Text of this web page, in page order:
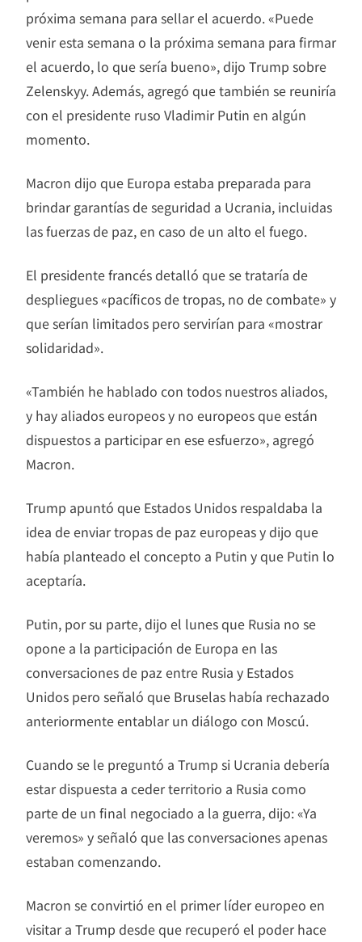
próxima semana para sellar el acuerdo. «Puede
venir esta semana o la próxima semana para firmar
el acuerdo, lo que sería bueno», dijo Trump sobre
Zelenskyy. Además, agregó que también se reuniría
con el presidente ruso Vladimir Putin en algún
momento.
Macron dijo que Europa estaba preparada para
brindar garantías de seguridad a Ucrania, incluidas
las fuerzas de paz, en caso de un alto el fuego.
El presidente francés detalló que se trataría de
despliegues «pacíficos de tropas, no de combate» y
que serían limitados pero servirían para «mostrar
solidaridad».
«También he hablado con todos nuestros aliados,
y hay aliados europeos y no europeos que están
dispuestos a participar en ese esfuerzo», agregó
Macron.
Trump apuntó que Estados Unidos respaldaba la
idea de enviar tropas de paz europeas y dijo que
había planteado el concepto a Putin y que Putin lo
aceptaría.
Putin, por su parte, dijo el lunes que Rusia no se
opone a la participación de Europa en las
conversaciones de paz entre Rusia y Estados
Unidos pero señaló que Bruselas había rechazado
anteriormente entablar un diálogo con Moscú.
Cuando se le preguntó a Trump si Ucrania debería
estar dispuesta a ceder territorio a Rusia como
parte de un final negociado a la guerra, dijo: «Ya
veremos» y señaló que las conversaciones apenas
estaban comenzando.
Macron se convirtió en el primer líder europeo en
visitar a Trump desde que recuperó el poder hace